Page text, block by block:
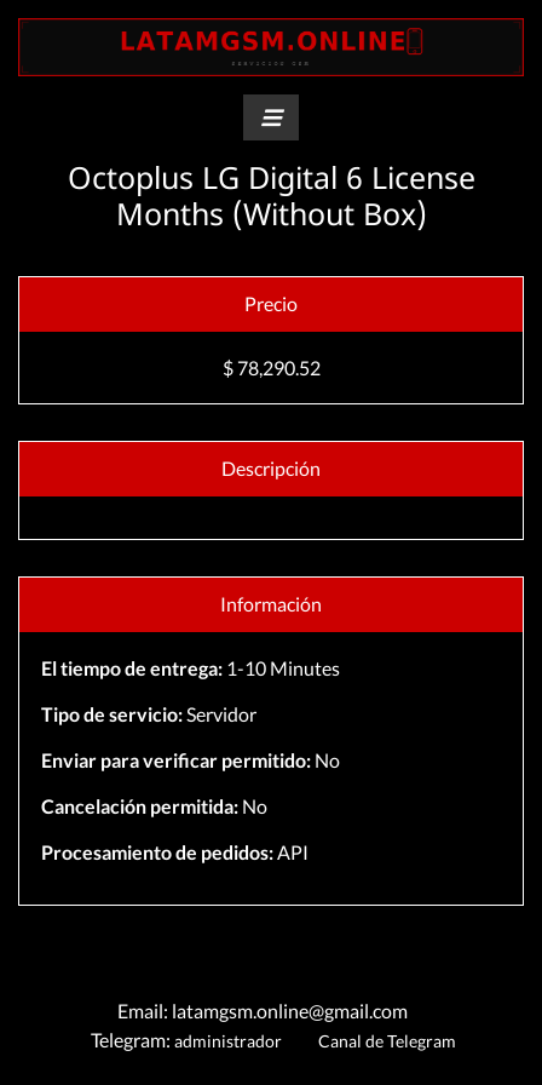
Octoplus LG Digital 6 License
Months (Without Box)
Precio
$ 78,290.52
Descripción
Información
El tiempo de entrega:1-10 Minutes
Tipo de servicio:Servidor
Enviar para verificar permitido:No
Cancelación permitida:No
Procesamiento de pedidos:API
Email: latamgsm.online@gmail.com
Telegram: administrador Canal de Telegram